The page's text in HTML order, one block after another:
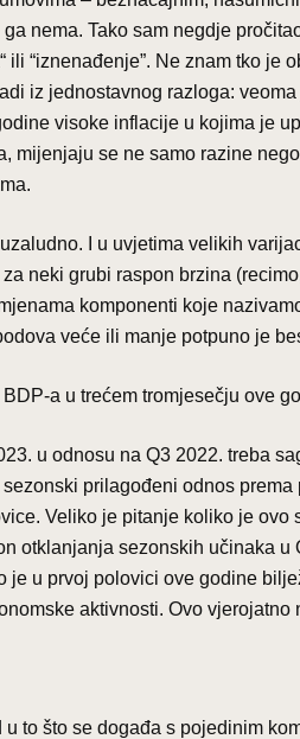
nema. Tako sam negdje
ili “iznenađenje”. Ne znam tko
iz jednostavnog razloga:
visoke inflacije u kojima je
mijenjaju se ne samo razine
I u uvjetima velikih
neki grubi raspon brzina
komponenti koje
veće ili manje potpuno je
a u trećem tromjesečju ove
u odnosu na Q3 2022. treba
prilagođeni odnos
Veliko je pitanje koliko je
otklanjanja sezonskih učinaka
je u prvoj polovici ove godine
aktivnosti. Ovo vjerojatno
to što se događa s pojedinim